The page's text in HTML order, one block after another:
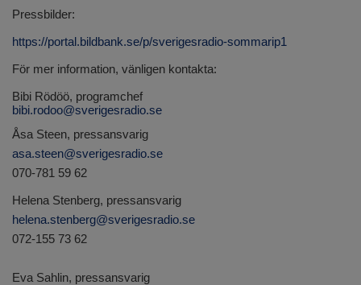
Pressbilder:
https://portal.bildbank.se/p/sverigesradio-sommarip1
För mer information, vänligen kontakta:
Bibi Rödöö, programchef
bibi.rodoo@sverigesradio.se
Åsa Steen, pressansvarig
asa.steen@sverigesradio.se
070-781 59 62
Helena Stenberg, pressansvarig
helena.stenberg@sverigesradio.se
072-155 73 62
Eva Sahlin, pressansvarig